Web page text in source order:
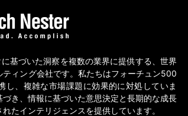
基づいた洞察を複数の業界に提供する、世界
ティング会社です。私たちはフォーチュン500
し、複雑な市場課題に効果的に対処していま
き、情報に基づいた意思決定と長期的な成長
たインテリジェンスを提供しています。